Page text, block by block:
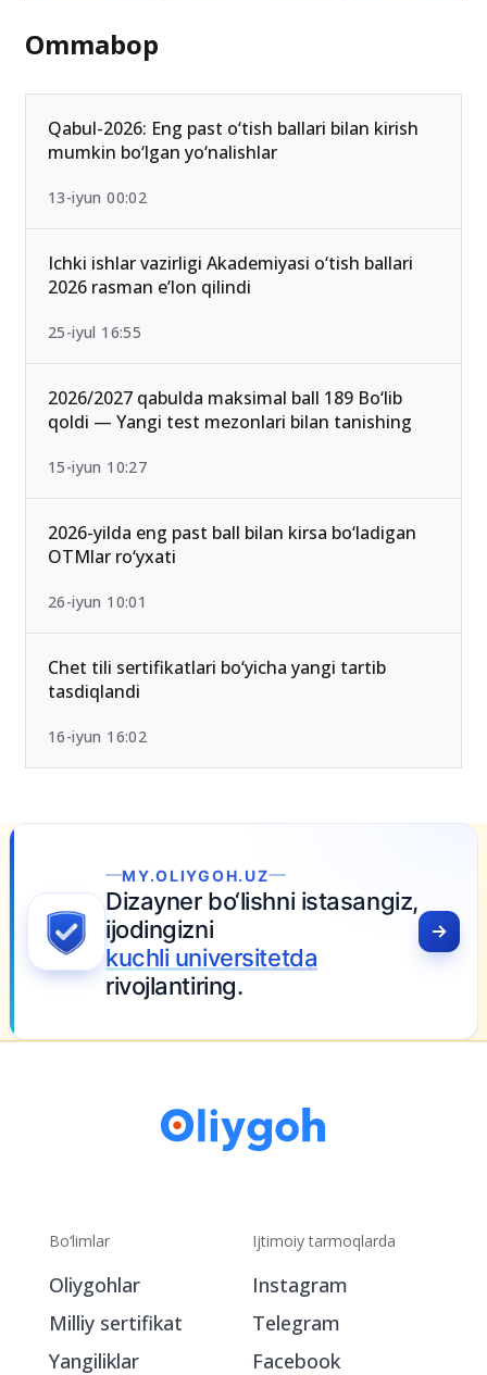
Ommabop
Qabul-2026: Eng past o‘tish ballari bilan kirish
mumkin bo‘lgan yo‘nalishlar
13-iyun 00:02
Ichki ishlar vazirligi Akademiyasi o‘tish ballari
2026 rasman e’lon qilindi
25-iyul 16:55
2026/2027 qabulda maksimal ball 189 Bo‘lib
qoldi — Yangi test mezonlari bilan tanishing
15-iyun 10:27
2026-yilda eng past ball bilan kirsa bo‘ladigan
OTMlar ro‘yxati
26-iyun 10:01
Chet tili sertifikatlari bo‘yicha yangi tartib
tasdiqlandi
16-iyun 16:02
istasangiz,
Bo‘limlar Ijtimoiy tarmoqlarda